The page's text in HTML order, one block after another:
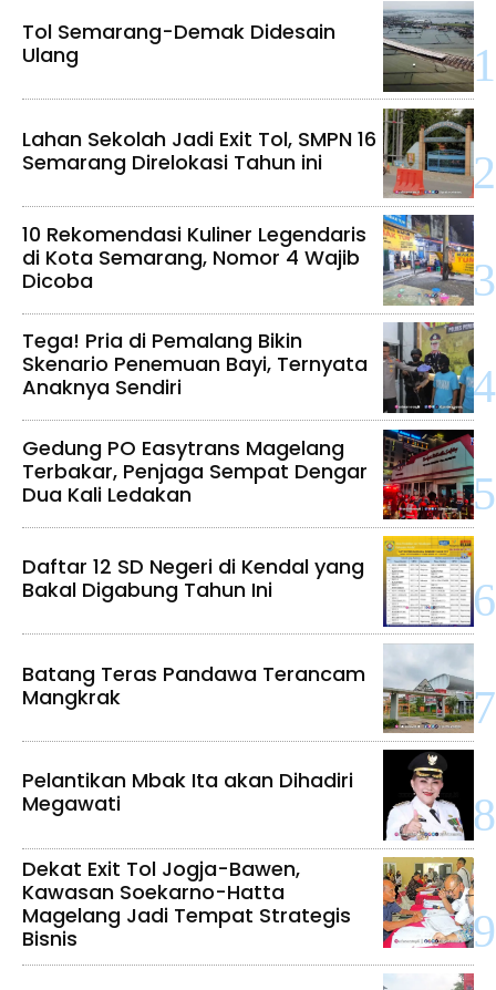
Tol Semarang-Demak Didesain
Ulang
Lahan Sekolah Jadi Exit Tol, SMPN 16
Semarang Direlokasi Tahun ini
10 Rekomendasi Kuliner Legendaris
di Kota Semarang, Nomor 4 Wajib
Dicoba
Tega! Pria di Pemalang Bikin
Skenario Penemuan Bayi, Ternyata
Anaknya Sendiri
Gedung PO Easytrans Magelang
Terbakar, Penjaga Sempat Dengar
Dua Kali Ledakan
Daftar 12 SD Negeri di Kendal yang
Bakal Digabung Tahun Ini
Batang Teras Pandawa Terancam
Mangkrak
Pelantikan Mbak Ita akan Dihadiri
Megawati
Dekat Exit Tol Jogja-Bawen,
Kawasan Soekarno-Hatta
Magelang Jadi Tempat Strategis
Bisnis